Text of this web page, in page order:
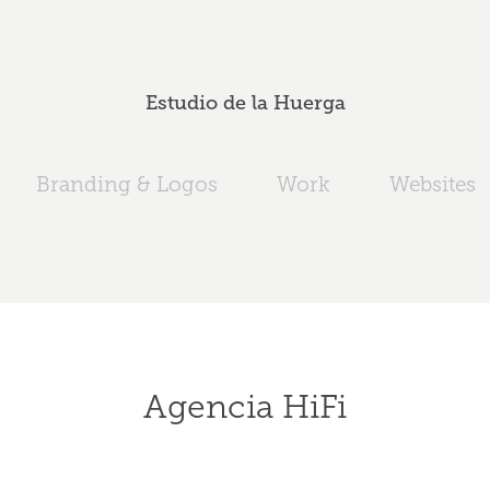
Estudio de la Huerga
Branding & Logos Work Websites
Agencia HiFi